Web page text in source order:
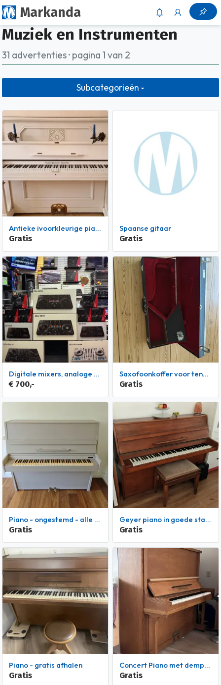
Markanda
Muziek en Instrumenten
31 advertenties · pagina 1 van 2
Subcategorieën
Antieke ivoorkleurige piano
Gratis
Spaanse gitaar
Gratis
digitale mixers, analoge mixers, rackmixers, DJ-controllers,
€ 700,-
Saxofoonkoffer voor tenorsax
Gratis
Piano - ongestemd - alle toetsen werken
Gratis
Geyer piano in goede staat
Gratis
Piano - gratis afhalen
Gratis
Concert Piano met demp-systeem
Gratis